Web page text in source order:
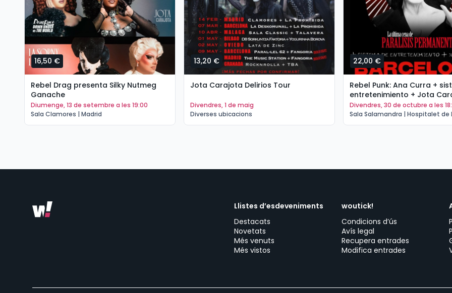
16,50 €
Rebel Drag presenta Silky Nutmeg
Ganache
diumenge, 13 de setembre a les 19:00
Sala Clamores | Madrid
13,20 €
Jota Carajota Delirios Tour
divendres, 1 de maig
Diverses ubicacions
22,00 €
Rebel Punk: Ana Curra +
entretenimiento + Jota
divendres, 30 de octubre a les
Sala Salamandra | Hospitalet de
Llistes d’esdeveniments
Destacats
Novetats
Més venuts
Més vistos
woutick!
Condicions d’ús
Avís legal
Recupera entrades
Modifica entrades